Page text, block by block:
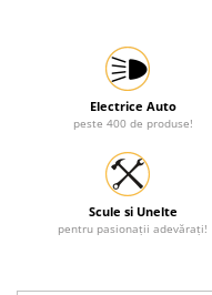
Electrice Auto
peste 400 de produse!
Scule si Unelte
pentru pasionații adevărați!